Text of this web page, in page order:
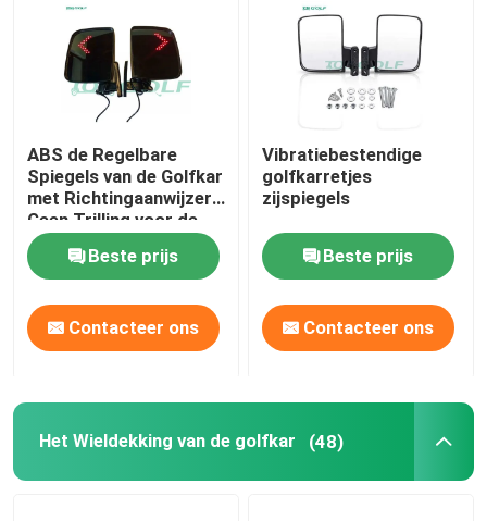
ABS de Regelbare
Spiegels van de Golfkar
met Richtingaanwijzers
Geen Trilling voor de
Clubauto van de
GolfautoBeste prijs
Contacteer ons
Vibratiebestendige
golfkarretjes
zijspiegels
Beste prijs
Contacteer ons
Het Wieldekking van de golfkar (48)